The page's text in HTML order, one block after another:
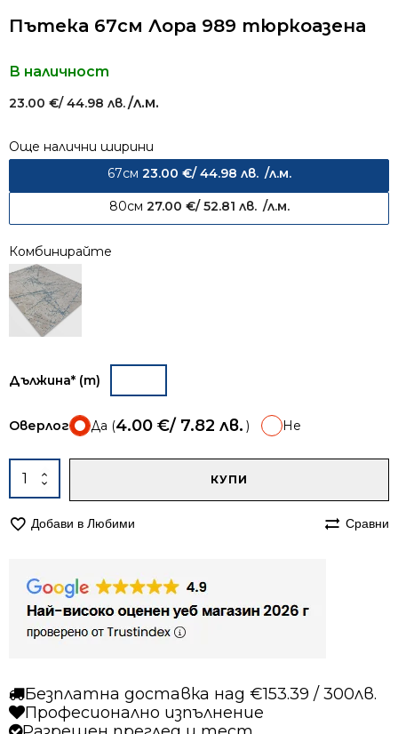
Пътека 67см Лора 989 тюркоазена
В наличност
23.00 €/ 44.98 лв./л.м.
Още налични ширини
67см 23.00 €/ 44.98 лв. /л.м.
80см 27.00 €/ 52.81 лв. /л.м.
Комбинирайте
Дължина* (m)
Оверлог Да (4.00 €/ 7.82 лв. ) Не
количество
за
67см
тюркоазена
КУПИ
Добави в Любими Сравни
Безплатна доставка над €153.39 / 300лв.
Професионално изпълнение